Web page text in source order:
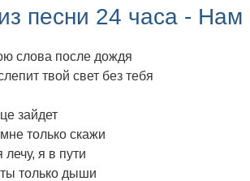
песни 24 часа - Нам
слова после дождя
твой свет без тебя
зайдет
только скажи
я в пути
только дыши